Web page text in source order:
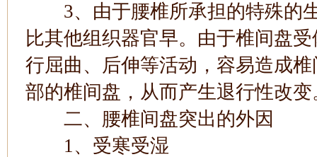
3、由于腰椎所承担的特殊的
比其他组织器官早。由于椎间盘
行屈曲、后伸等活动，容易造成
部的椎间盘，从而产生退行性改变
二、腰椎间盘突出的外因
1、受寒受湿